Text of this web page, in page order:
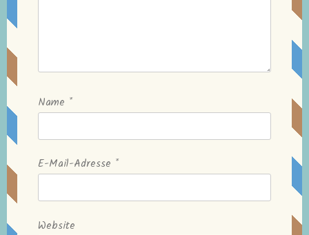
Name *
E-Mail-Adresse *
Website